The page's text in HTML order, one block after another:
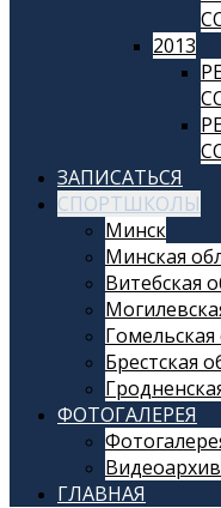
2013
ЗАПИСАТЬСЯ
СПОРТШКОЛЫ
Минск
Минская
Витебская
Гомельская
Брестская
ФОТОГАЛЕРЕЯ
Видеоархив
ГЛАВНАЯ